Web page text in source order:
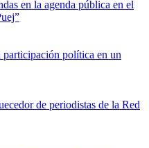
en la agenda pública en el
política en un
de periodistas de la Red